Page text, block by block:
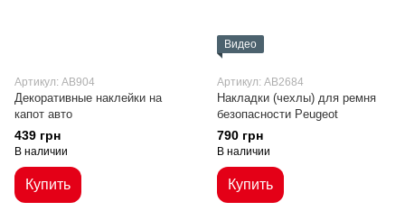
Артикул: AB904
Декоративные наклейки на
капот авто
439 грн
В наличии
Купить
Видео
Артикул: AB2684
Накладки (чехлы) для ремня
безопасности Peugeot
790 грн
В наличии
Купить